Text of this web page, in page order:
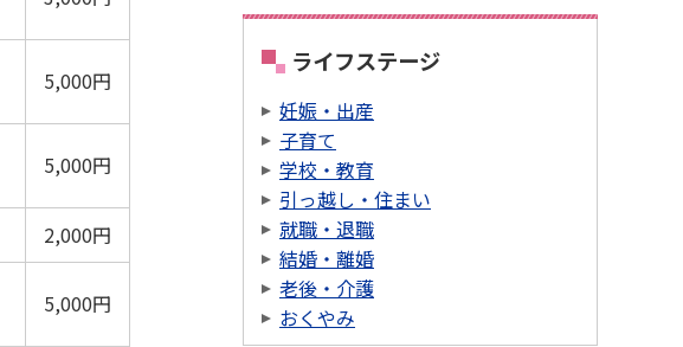
5,000円
5,000円
2,000円
5,000円
ライフステージ
妊娠・出産
子育て
学校・教育
引っ越し・住まい
就職・退職
結婚・離婚
老後・介護
おくやみ